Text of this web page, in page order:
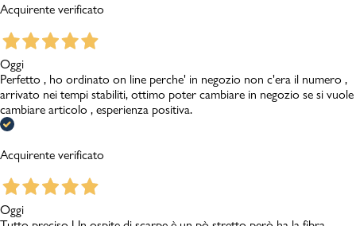
Acquirente verificato
Oggi
Perfetto , ho ordinato on line perche' in negozio non c'era il numero ,
arrivato nei tempi stabiliti, ottimo poter cambiare in negozio se si vuole
cambiare articolo , esperienza positiva.
Acquirente verificato
Oggi